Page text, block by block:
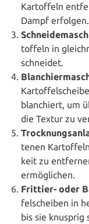
Kar­tof­feln
Dampf erfolgen.
tof­feln in
schneidet.
blan­chiert, um
die Textur zu
te­nen
keit zu
ermöglichen.
Frittier- oder
fel­schei­ben in
bis sie knusprig